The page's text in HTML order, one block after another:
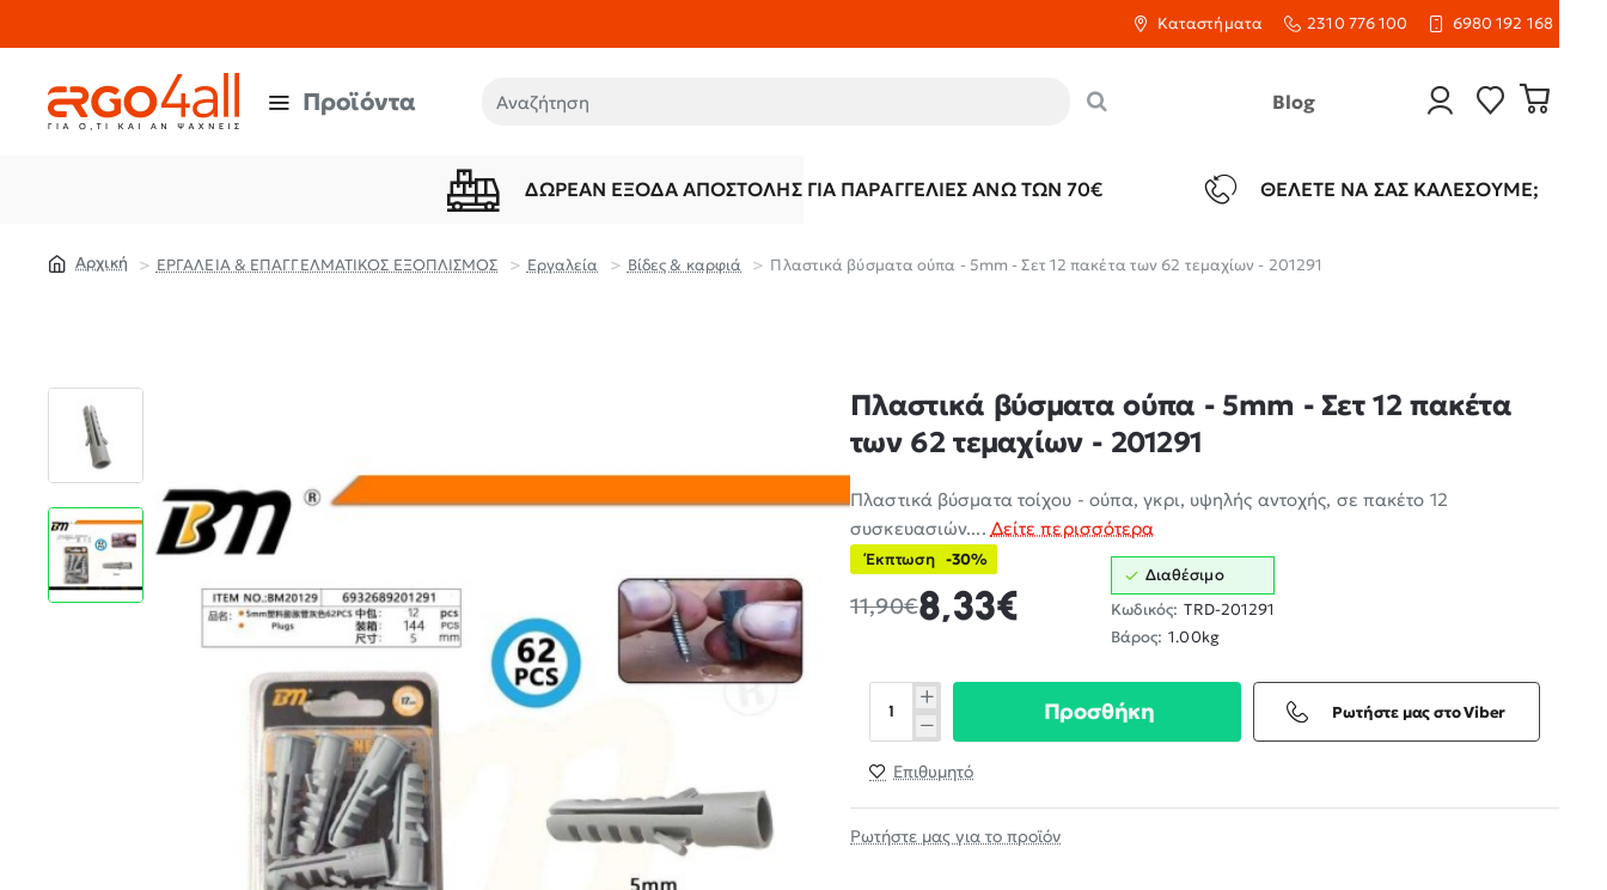
Καταστήματα 2310 776 100 6980 192 168
Προϊόντα Αναζήτηση Blog
ΔΩΡΕΆΝ ΈΞΟΔΑ ΑΠΟΣΤΟΛΉΣ ΓΙΑ ΠΑΡΑΓΓΕΛΊΕΣ ΆΝΩ ΤΩΝ 70€ ΘΈΛΕΤΕ ΝΑ ΣΑΣ ΚΑΛΈΣΟΥΜΕ;
ΕΡΓΑΛΕΙΑ & ΕΠΑΓΓΕΛΜΑΤΙΚΟΣ ΕΞΟΠΛΙΣΜΟΣ Εργαλεία Βίδες & καρφιά Πλαστικά βύσματα ούπα - 5mm - Σετ 12 πακέτα των 62 τεμαχίων - 201291
Πλαστικά βύσματα ούπα - 5mm - Σετ 12 πακέτα
των 62 τεμαχίων - 201291
Πλαστικά βύσματα τοίχου - ούπα, γκρι, υψηλής αντοχής, σε πακέτο 12
συσκευασιών.... Δείτε περισσότερα
Έκπτωση -30%
8,33€
11,90€
Διαθέσιμο
Κωδικός: TRD-201291
Βάρος: 1.00kg
Προσθήκη Ρωτήστε μας στο Viber
Επιθυμητό
Ρωτήστε μας για το προϊόν